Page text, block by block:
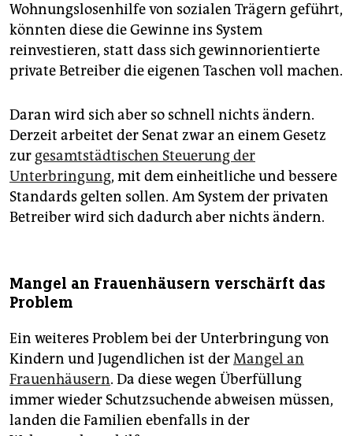
Wohnungslosenhilfe von sozialen Trägern geführt,
könnten diese die Gewinne ins System
reinvestieren, statt dass sich gewinnorientierte
private Betreiber die eigenen Taschen voll machen.
Daran wird sich aber so schnell nichts ändern.
Derzeit arbeitet der Senat zwar an einem Gesetz
zur gesamtstädtischen Steuerung der
Unterbringung, mit dem einheitliche und bessere
Standards gelten sollen. Am System der privaten
Betreiber wird sich dadurch aber nichts ändern.
Mangel an Frauenhäusern verschärft das
Problem
Ein weiteres Problem bei der Unterbringung von
Kindern und Jugendlichen ist derMangel an
Frauenhäusern. Da diese wegen Überfüllung
immer wieder Schutzsuchende abweisen müssen,
landen die Familien ebenfalls in der